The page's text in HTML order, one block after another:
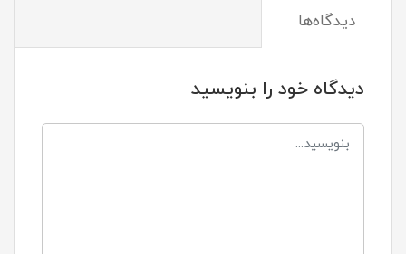
دیدگاه‌ها
دیدگاه خود را بنویسید